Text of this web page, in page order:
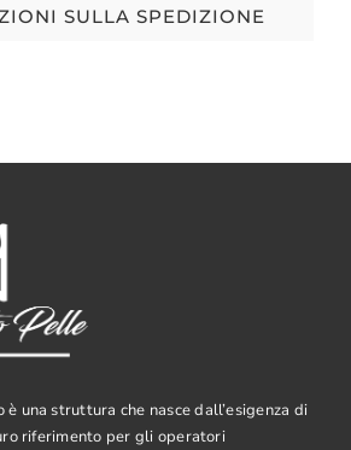
SULLA SPEDIZIONE
è una struttura che nasce dall’esigenza di
riferimento per gli operatori